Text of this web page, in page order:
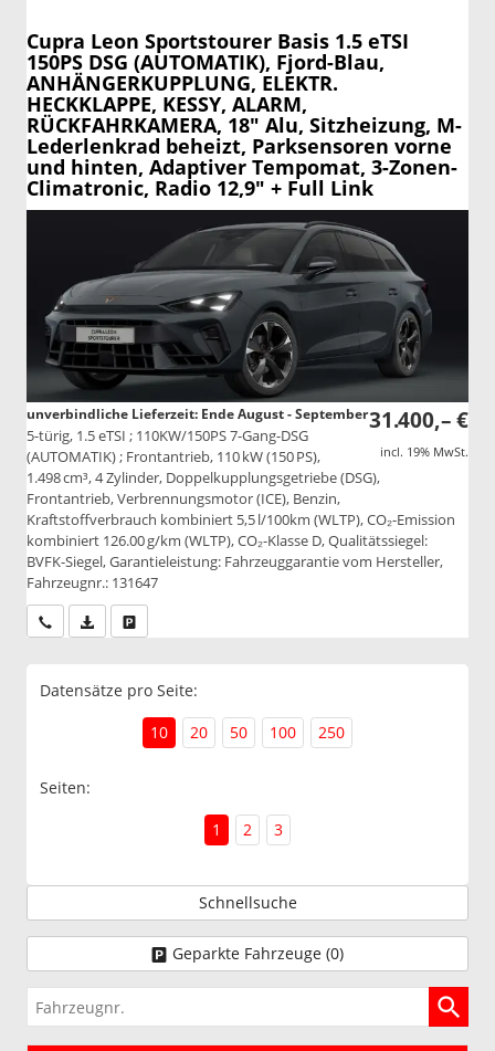
Cupra Leon Sportstourer Basis 1.5 eTSI
150PS DSG (AUTOMATIK), Fjord-Blau,
ANHÄNGERKUPPLUNG, ELEKTR.
HECKKLAPPE, KESSY, ALARM,
RÜCKFAHRKAMERA, 18" Alu, Sitzheizung, M-
Lederlenkrad beheizt, Parksensoren vorne
und hinten, Adaptiver Tempomat, 3-Zonen-
Climatronic, Radio 12,9" + Full Link
31.400,– €
incl. 19% MwSt.
unverbindliche Lieferzeit: Ende August - September
5-türig, 1.5 eTSI ; 110KW/150PS 7-Gang-DSG
(AUTOMATIK) ; Frontantrieb, 110 kW (150 PS),
1.498 cm³, 4 Zylinder, Doppelkupplungsgetriebe (DSG),
Frontantrieb, Verbrennungsmotor (ICE), Benzin,
Kraftstoffverbrauch kombiniert 5,5 l/100km (WLTP), CO₂-Emission
kombiniert 126.00 g/km (WLTP), CO₂-Klasse D, Qualitätssiegel:
BVFK-Siegel, Garantieleistung: Fahrzeuggarantie vom Hersteller,
Fahrzeugnr.: 131647
Wir rufen Sie anPDF-Datei, Fahrzeugexposé drucken
Datensätze pro Seite:
10
20 50 100 250
Seiten:
1
2 3
Schnellsuche
Geparkte Fahrzeuge (0)
Fahrzeugnr.